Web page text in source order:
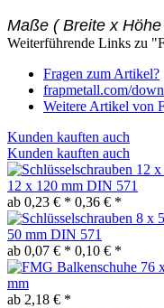
Maße ( Breite x
Weiterführende Links zu
Fragen zum Artikel?
frapmetall.com/
Weitere Artikel von
Kunden kauften auch
Kunden kauften auch
12 x 120 mm DIN 571
ab 0,23 € * 0,36 € *
50 mm DIN 571
ab 0,07 € * 0,10 € *
mm
ab 2,18 € *